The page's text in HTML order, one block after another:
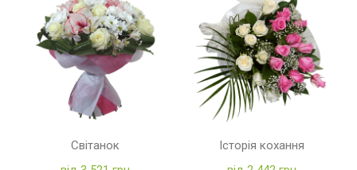
Світанок
Історія кохання